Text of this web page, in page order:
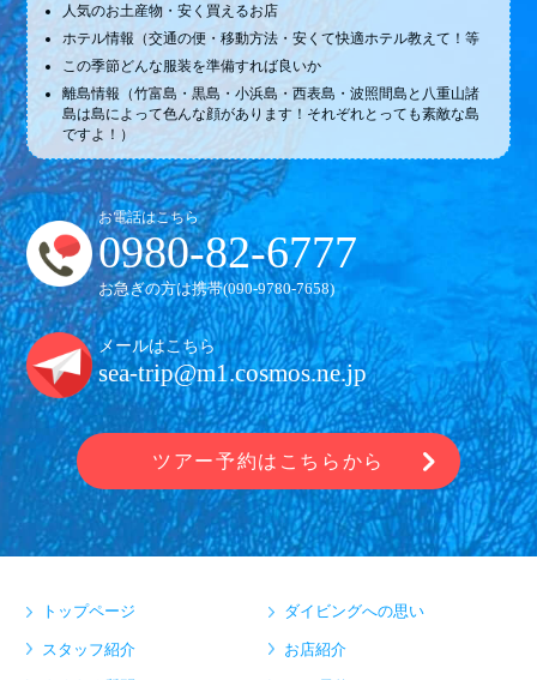
人気のお土産物・安く買えるお店
ホテル情報（交通の便・移動方法・安くて快適ホテル教えて！等
この季節どんな服装を準備すれば良いか
離島情報（竹富島・黒島・小浜島・西表島・波照間島と八重山諸
島は島によって色んな顔があります！それぞれとっても素敵な島
ですよ！）
お電話はこちら
0980-82-6777
お急ぎの方は携帯(090-9780-7658)
メールはこちら
sea-trip@m1.cosmos.ne.jp
ツアー予約はこちらから
トップページ ダイビングへの思い
スタッフ紹介 お店紹介